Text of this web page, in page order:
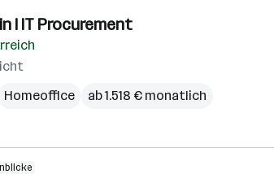
I IT Procurement
Homeoffice ab 1.518 € monatlich